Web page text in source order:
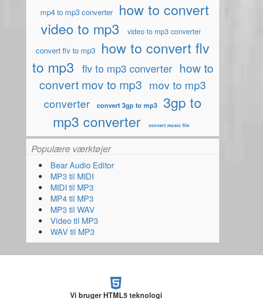
mp4 to mp3 converter
how to convert
video to mp3
video to mp3 converter
convert flv to mp3
how to convert flv
to mp3 flv to mp3 converter how to
convert mov to mp3 mov to mp3
converter
convert 3gp to mp3
3gp to
mp3 converter
convert music file
Populære værktøjer
Bear Audio Editor
MP3 til MIDI
MIDI til MP3
MP4 til MP3
MP3 til WAV
Video til MP3
WAV til MP3
Vi bruger HTML5 teknologi